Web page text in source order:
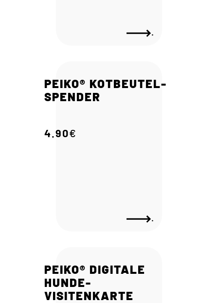
.
PEIKO® KOTBEUTEL-
SPENDER
4.90€
.
PEIKO® DIGITALE
HUNDE-
VISITENKARTE